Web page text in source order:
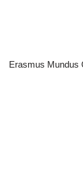
Erasmus Mundus